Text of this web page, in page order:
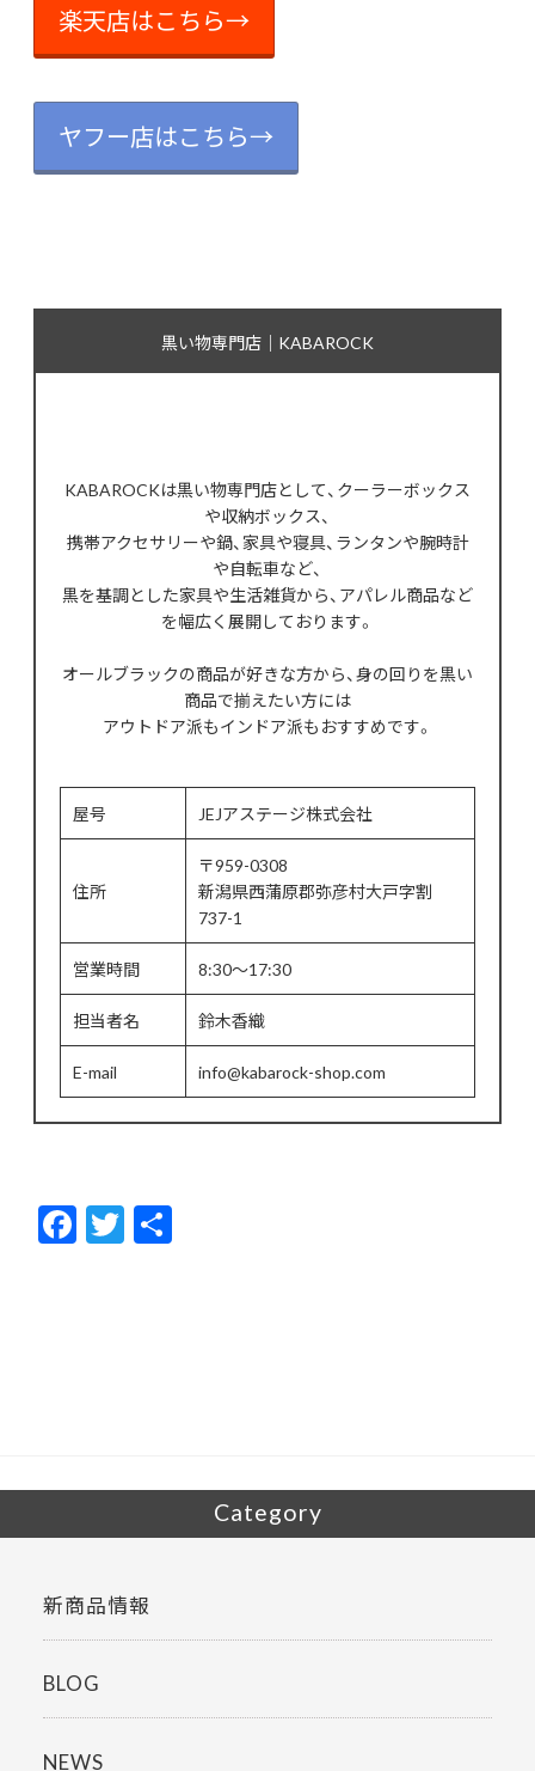
楽天店はこちら→
ヤフー店はこちら→
黒い物専門店｜KABAROCK
KABAROCKは黒い物専門店として、クーラーボックス
や収納ボックス、
携帯アクセサリーや鍋、家具や寝具、ランタンや腕時計
や自転車など、
黒を基調とした家具や生活雑貨から、アパレル商品など
を幅広く展開しております。
オールブラックの商品が好きな方から、身の回りを黒い
商品で揃えたい方には
アウトドア派もインドア派もおすすめです。
屋号 JEJアステージ株式会社
住所
〒959-0308
新潟県西蒲原郡弥彦村大戸字割
737-1
営業時間 8:30～17:30
担当者名 鈴木香織
E-mail info@kabarock-shop.com
F
ac
T
w
Category
新商品情報
BLOG
NEWS